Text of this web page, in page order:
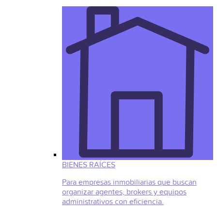
BIENES RAÍCES
Para empresas inmobiliarias que buscan
organizar agentes, brokers y equipos
administrativos con eficiencia.